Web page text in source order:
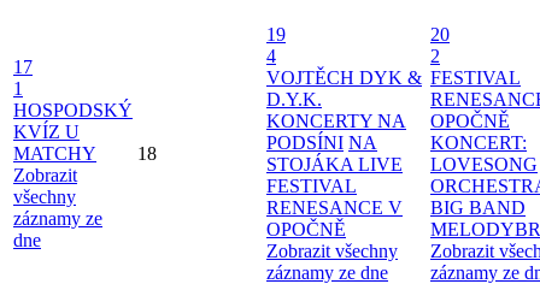
17
1
HOSPODSKÝ
KVÍZ U
MATCHY
Zobrazit
všechny
záznamy ze
dne
18
19
4
VOJTĚCH DYK &
D.Y.K.
KONCERTY NA
PODSÍNI NA
STOJÁKA LIVE
FESTIVAL
RENESANCE V
OPOČNĚ
Zobrazit všechny
záznamy ze dne
20
2
FESTIVAL
OPOČNĚ
KONCERT:
LOVESONG
BIG BAND
Zobrazit
záznamy ze